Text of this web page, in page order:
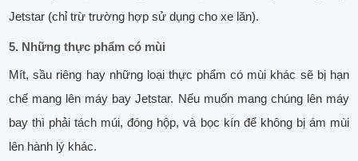
Jetstar (chỉ trừ trường hợp sử dụng cho xe lăn).
5. Những thực phẩm có mùi
Mít, sầu riêng hay những loại thực phẩm có mùi khác sẽ bị hạn
chế mang lên máy bay Jetstar. Nếu muốn mang chúng lên máy
bay thì phải tách múi, đóng hộp, và bọc kín để không bị ám mùi
lên hành lý khác.